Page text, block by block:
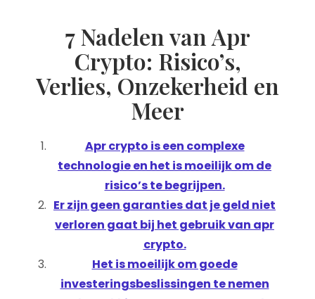
7 Nadelen van Apr
Crypto: Risico’s,
Verlies, Onzekerheid en
Meer
Apr crypto is een complexe
technologie en het is moeilijk om de
risico’s te begrijpen.
Er zijn geen garanties dat je geld niet
verloren gaat bij het gebruik van apr
crypto.
Het is moeilijk om goede
investeringsbeslissingen te nemen